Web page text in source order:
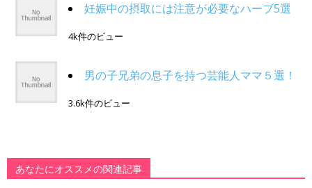
妊娠中の摂取には注意が必要なハーブ5選
4k件のビュー
男の子兄弟の息子を持つ芸能人ママ５選！
3.6k件のビュー
あなたにオススメの関連記事